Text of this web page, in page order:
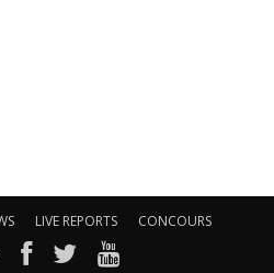
LIVE REPORTS
CONCOURS